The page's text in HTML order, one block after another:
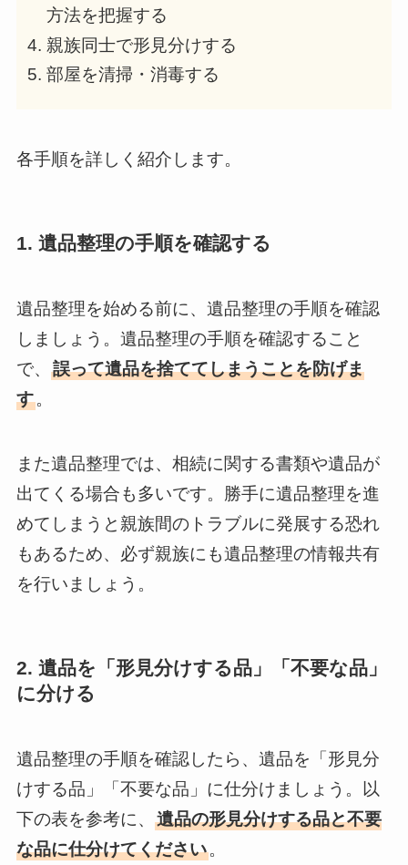
方法を把握する
親族同士で形見分けする
部屋を清掃・消毒する
各手順を詳しく紹介します。
1. 遺品整理の手順を確認する
遺品整理を始める前に、遺品整理の手順を確認
しましょう。遺品整理の手順を確認すること
で、 誤って遺品を捨ててしまうことを防げま
す。
また遺品整理では、相続に関する書類や遺品が
出てくる場合も多いです。勝手に遺品整理を進
めてしまうと親族間のトラブルに発展する恐れ
もあるため、必ず親族にも遺品整理の情報共有
を行いましょう。
2. 遺品を「形見分けする品」「不要な品」
に分ける
遺品整理の手順を確認したら、遺品を「形見分
けする品」「不要な品」に仕分けましょう。以
下の表を参考に、 遺品の形見分けする品と不要
な品に仕分けてください。